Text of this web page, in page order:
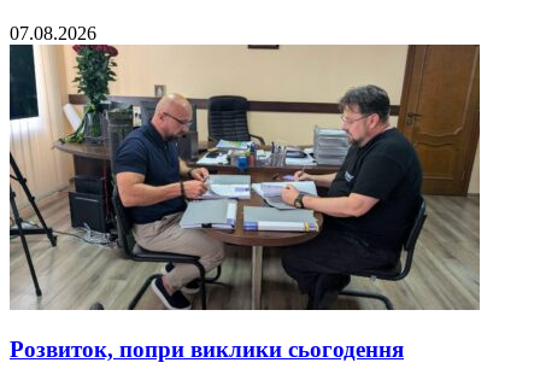
07.08.2026
Розвиток, попри виклики сьогодення